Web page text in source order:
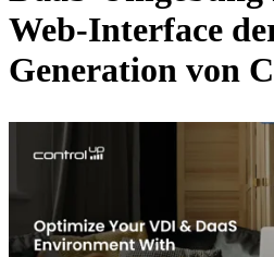
Web-Interface
Generation von